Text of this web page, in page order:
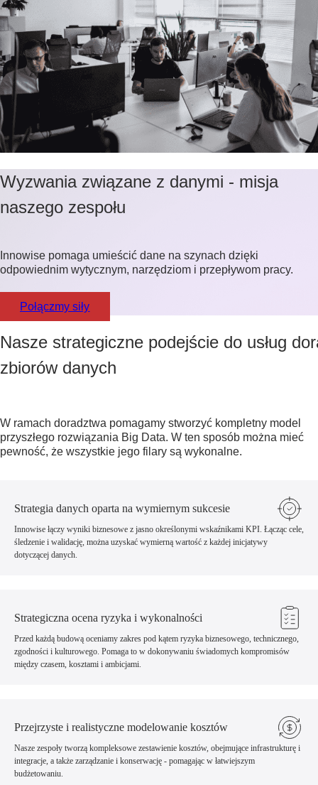
Wyzwania związane z danymi - misja
naszego zespołu
Innowise pomaga umieścić dane na szynach dzięki
odpowiednim wytycznym, narzędziom i przepływom pracy.
Połączmy siły
Nasze strategiczne podejście do usług
zbiorów danych
W ramach doradztwa pomagamy stworzyć kompletny model
przyszłego rozwiązania Big Data. W ten sposób można mieć
pewność, że wszystkie jego filary są wykonalne.
Strategia danych oparta na wymiernym sukcesie
Innowise łączy wyniki biznesowe z jasno określonymi wskaźnikami KPI. Łącząc cele,
śledzenie i walidację, można uzyskać wymierną wartość z każdej inicjatywy
dotyczącej danych.
Strategiczna ocena ryzyka i wykonalności
Przed każdą budową oceniamy zakres pod kątem ryzyka biznesowego, technicznego,
zgodności i kulturowego. Pomaga to w dokonywaniu świadomych kompromisów
między czasem, kosztami i ambicjami.
Przejrzyste i realistyczne modelowanie kosztów
Nasze zespoły tworzą kompleksowe zestawienie kosztów, obejmujące infrastrukturę i
integracje, a także zarządzanie i konserwację - pomagając w łatwiejszym
budżetowaniu.